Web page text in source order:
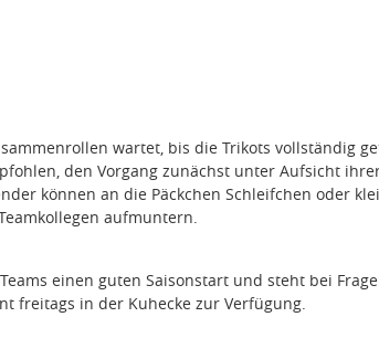
wartet, bis die Trikots vollständig
den Vorgang zunächst unter Aufsicht
können an die Päckchen Schleifchen oder
aufmuntern.
einen guten Saisonstart und steht bei
freitags in der Kuhecke zur Verfügung.